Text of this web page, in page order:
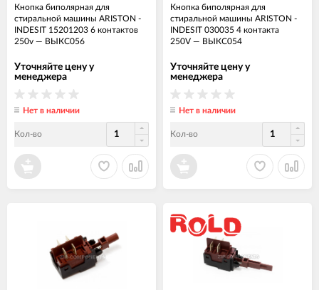
Кнопка биполярная для
стиральной машины ARISTON -
INDESIT 15201203 6 контактов
250v — ВЫКС056
Уточняйте цену у
менеджера
Нет в наличии
Кол-во
Кнопка биполярная для
стиральной машины ARISTON -
INDESIT 030035 4 контакта
250V — ВЫКС054
Уточняйте цену у
менеджера
Нет в наличии
Кол-во